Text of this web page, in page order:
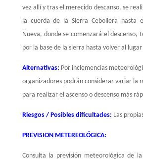
vez allí y tras el merecido descanso, se
la cuerda de la Sierra Cebollera hasta
Nueva, donde se comenzará el descenso,
por la base de la sierra hasta volver al
Alternativas: Por inclemencias
organizadores podrán considerar variar la
para realizar el ascenso o descenso más
Riesgos / Posibles dificultades: Las
PREVISION METEREOLÓGICA:
Consulta la previsión meteorológica de